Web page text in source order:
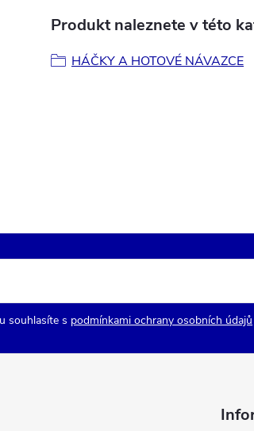
Produkt naleznete v této
HÁČKY A HOTOVÉ NÁVAZCE
souhlasíte s podmínkami ochrany osobních údajů